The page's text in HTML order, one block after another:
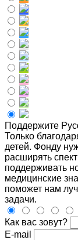
Поддержите
Только
детей. Фонду
расширять
поддерживать
медицинские
поможет нам
задачи.
Как вас зовут?
E-mail